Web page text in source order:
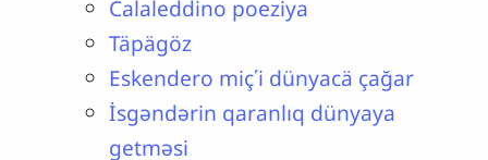
Calaleddino poeziya
Täpägöz
Eskendero miç΄i dünyacä çağar
İsgəndərin qaranlıq dünyaya
getməsi